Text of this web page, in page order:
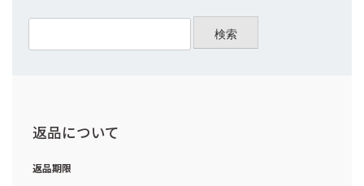
検索
返品について
返品期限